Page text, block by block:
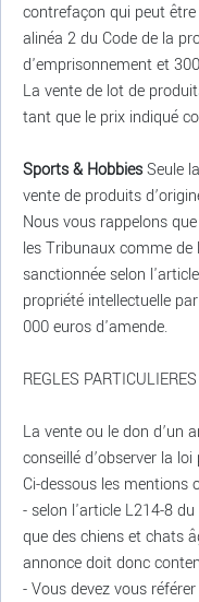
contrefaçon qui peut
alinéa 2 du Code de la
d'emprisonnement et
La vente de lot de
tant que le prix indiqué
Sports & HobbiesSeule
vente de produits
Nous vous rappelons
les Tribunaux comme
sanctionnée selon
propriété intellectuelle
000 euros d'amende.
REGLES
La vente ou le don d’un
conseillé d’observer la
Ci-dessous les mentions
- selon l'article L214-8
que des chiens et chats
annonce doit donc
- Vous devez vous